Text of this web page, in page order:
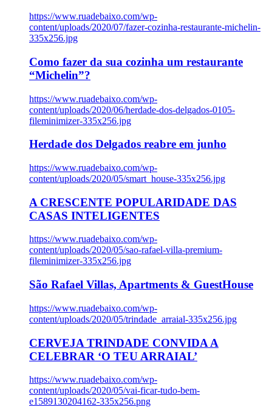
https://www.ruadebaixo.com/wp-
content/uploads/2020/07/fazer-cozinha-restaurante-michelin-
335x256.jpg
Como fazer da sua cozinha um restaurante
“Michelin”?
https://www.ruadebaixo.com/wp-
content/uploads/2020/06/herdade-dos-delgados-0105-
fileminimizer-335x256.jpg
Herdade dos Delgados reabre em junho
https://www.ruadebaixo.com/wp-
content/uploads/2020/05/smart_house-335x256.jpg
A CRESCENTE POPULARIDADE DAS
CASAS INTELIGENTES
https://www.ruadebaixo.com/wp-
content/uploads/2020/05/sao-rafael-villa-premium-
fileminimizer-335x256.jpg
São Rafael Villas, Apartments & GuestHouse
https://www.ruadebaixo.com/wp-
content/uploads/2020/05/trindade_arraial-335x256.jpg
CERVEJA TRINDADE CONVIDA A
CELEBRAR ‘O TEU ARRAIAL’
https://www.ruadebaixo.com/wp-
content/uploads/2020/05/vai-ficar-tudo-bem-
e1589130204162-335x256.png